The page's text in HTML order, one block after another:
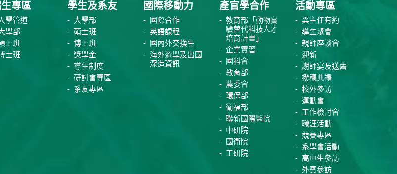
專區
入學管道
學部
士班
士班
學生及系友
大學部
碩士班
博士班
獎學金
導生制度
研討會專區
系友專區
國際移動力
國際合作
英語課程
國內外交換生
海外遊學及出國
深造資訊
產官學合作
教育部「動物實
驗替代科技人才
培育計畫」
企業實習
國科會
教育部
農委會
環保部
衛福部
聯新國際醫院
中研院
國衛院
工研院
活動專區
與主任有約
導生聚會
親師座談會
迎新
謝師宴及送舊
撥穗典禮
校外參訪
運動會
工作檢討會
職涯活動
競賽專區
系學會活動
高中生參訪
外賓參訪